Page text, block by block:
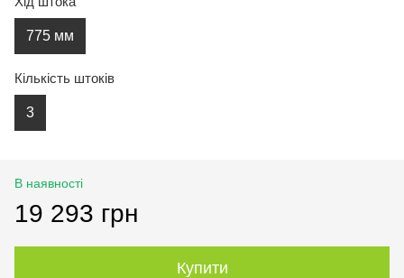
775 мм
Кількість штоків
3
В наявності
19 293 грн
Купити